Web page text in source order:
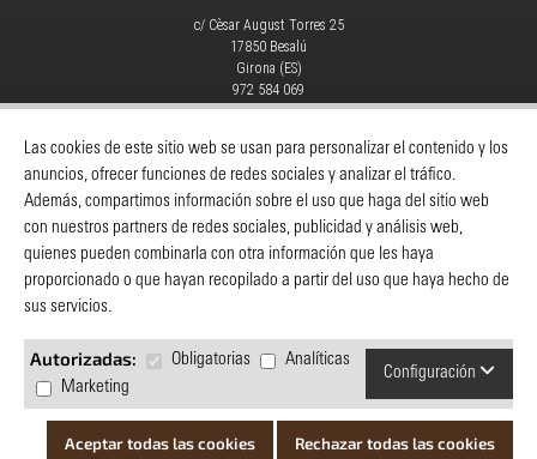
Las cookies de este sitio web se usan para personalizar el contenido y los
anuncios, ofrecer funciones de redes sociales y analizar el tráfico.
Además, compartimos información sobre el uso que haga del sitio web
con nuestros partners de redes sociales, publicidad y análisis web,
quienes pueden combinarla con otra información que les haya
proporcionado o que hayan recopilado a partir del uso que haya hecho de
sus servicios.
Autorizadas: Obligatorias
Analíticas
Marketing
Configuración
Aceptar todas las cookies Rechazar todas las cookies
c/ Cèsar August Torres 25
17850 Besalú
Girona (ES)
972 584 069
MAQUINARIA|CONSUMIBLES|
Catálogos-Despieces Y Manuales-
Servicio Técnico-Noticias-Contacto
INFORMACIÓN
Servicio al cliente